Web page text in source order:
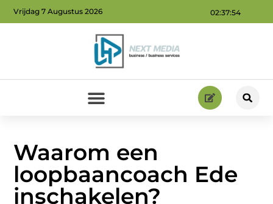
02:37:56
Vrijdag 7 Augustus 2026
Waarom een
loopbaancoach Ede
inschakelen?